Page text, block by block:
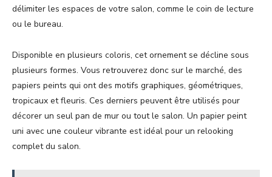
délimiter les espaces de votre salon, comme le coin de lecture
ou le bureau.
Disponible en plusieurs coloris, cet ornement se décline sous
plusieurs formes. Vous retrouverez donc sur le marché, des
papiers peints qui ont des motifs graphiques, géométriques,
tropicaux et fleuris. Ces derniers peuvent être utilisés pour
décorer un seul pan de mur ou tout le salon. Un papier peint
uni avec une couleur vibrante est idéal pour un relooking
complet du salon.